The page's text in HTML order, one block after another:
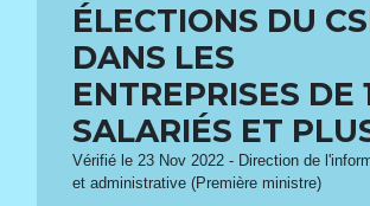
ÉLECTIONS DU
DANS LES
ENTREPRISES DE
SALARIÉS ET
Vérifié le 23 Nov 2022 - Direction de
et administrative (Première ministre)